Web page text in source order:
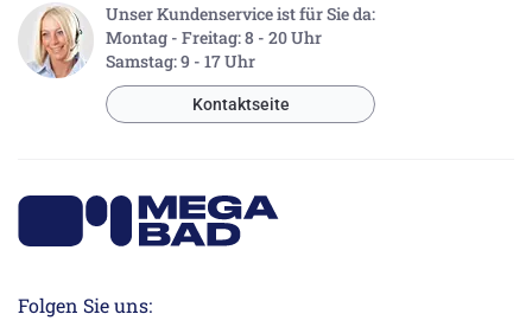
Unser Kundenservice ist für Sie da:
Montag - Freitag: 8 - 20 Uhr
Samstag: 9 - 17 Uhr
Kontaktseite
Folgen Sie uns: